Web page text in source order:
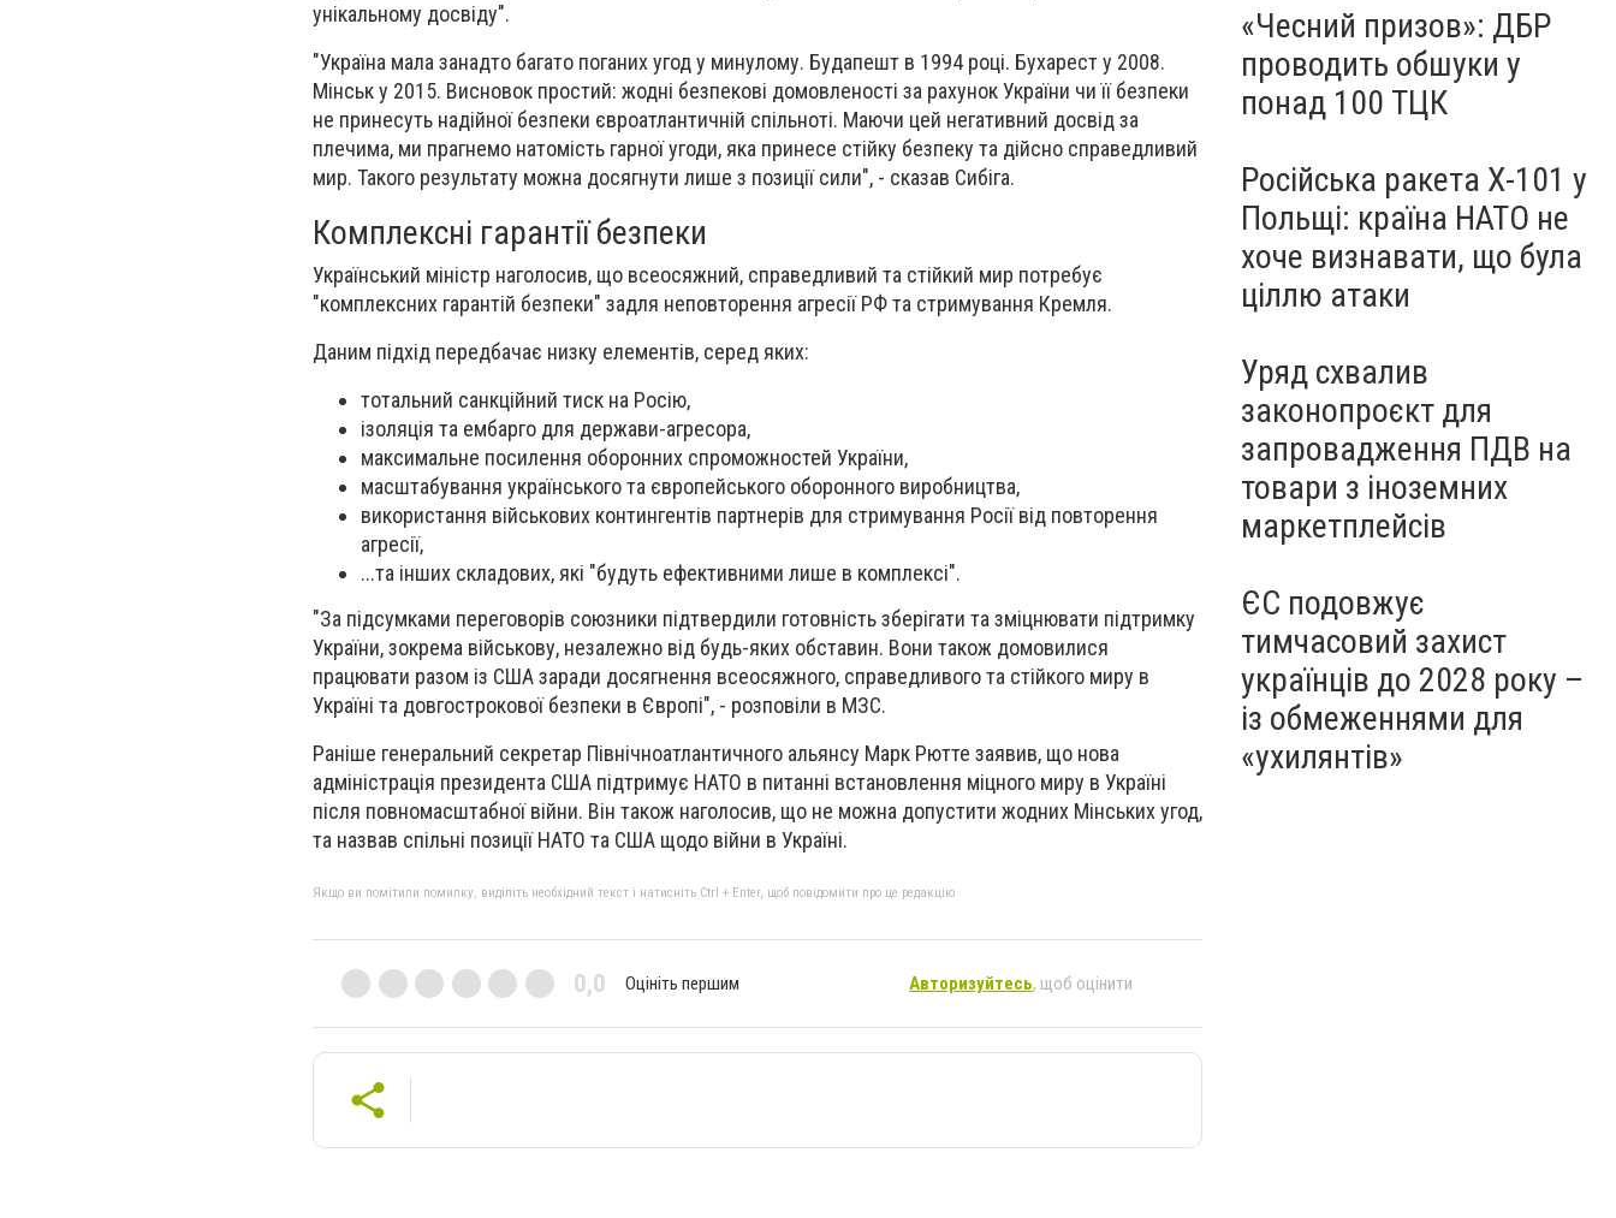
унікальному досвіду".
"Україна мала занадто багато поганих угод у минулому. Будапешт в 1994 році. Бухарест у 2008.
Мінськ у 2015. Висновок простий: жодні безпекові домовленості за рахунок України чи її безпеки
не принесуть надійної безпеки євроатлантичній спільноті. Маючи цей негативний досвід за
плечима, ми прагнемо натомість гарної угоди, яка принесе стійку безпеку та дійсно справедливий
мир. Такого результату можна досягнути лише з позиції сили", - сказав Сибіга.
Комплексні гарантії безпеки
Український міністр наголосив, що всеосяжний, справедливий та стійкий мир потребує
"комплексних гарантій безпеки" задля неповторення агресії РФ та стримування Кремля.
Даним підхід передбачає низку елементів, серед яких:
тотальний санкційний тиск на Росію,
ізоляція та ембарго для держави-агресора,
максимальне посилення оборонних спроможностей України,
масштабування українського та європейського оборонного виробництва,
використання військових контингентів партнерів для стримування Росії від повторення
агресії,
...та інших складових, які "будуть ефективними лише в комплексі".
"За підсумками переговорів союзники підтвердили готовність зберігати та зміцнювати підтримку
України, зокрема військову, незалежно від будь-яких обставин. Вони також домовилися
працювати разом із США заради досягнення всеосяжного, справедливого та стійкого миру в
Україні та довгострокової безпеки в Європі", - розповіли в МЗС.
Раніше генеральний секретар Північноатлантичного альянсу Марк Рютте заявив, що нова
адміністрація президента США підтримує НАТО в питанні встановлення міцного миру в Україні
після повномасштабної війни. Він також наголосив, що не можна допустити жодних Мінських угод,
та назвав спільні позиції НАТО та США щодо війни в Україні.
Якщо ви помітили помилку, виділіть необхідний текст і натисніть Ctrl + Enter, щоб повідомити про це редакцію
0,0 Оцініть першим Авторизуйтесь, щоб оцінити
«Чесний призов»: ДБР
проводить обшуки у
понад 100 ТЦК
Російська ракета Х-101 у
Польщі: країна НАТО не
хоче визнавати, що була
ціллю атаки
Уряд схвалив
законопроєкт для
запровадження ПДВ на
товари з іноземних
маркетплейсів
ЄС подовжує
тимчасовий захист
українців до 2028 року –
із обмеженнями для
«ухилянтів»